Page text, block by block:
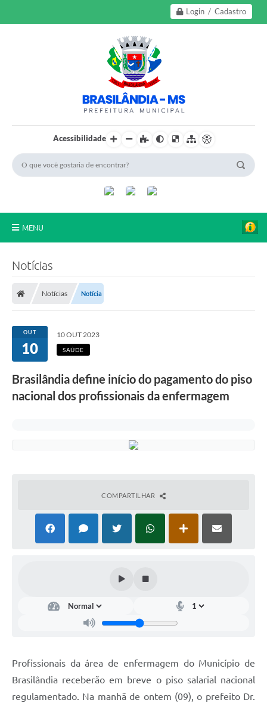
Login / Cadastro
Acessibilidade
MENU
Transparência
Câmara Municipal
e-SIC
Portal da Privacidade
PNAB (Política Nacional Aldir Blanc)
Notícias
Notícias Notícia
OUT
10
10 OUT 2023
SAÚDE
Brasilândia define início do pagamento do piso
nacional dos profissionais da enfermagem
COMPARTILHAR
Profissionais da área de enfermagem do Município de
Brasilândia receberão em breve o piso salarial nacional
regulamentado. Na manhã de ontem (09), o prefeito Dr.